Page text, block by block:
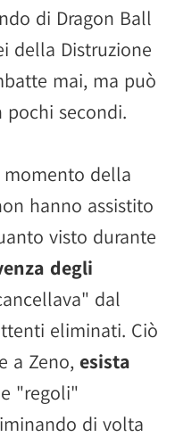
di Dragon Ball
della Distruzione
mai, ma può
secondi.
momento della
hanno assistito
visto durante
degli
dal
eliminati. Ciò
a Zeno, esista
"regoli"
di volta